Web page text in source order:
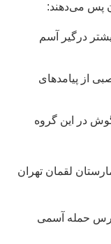
پس می‌دهند:
معرض دود سیگار، ۴۰٪ بیشتر درگیر آسم
از پیامدهای
در این گروه
بیمارستان لقمان تهران
حمله آسمی